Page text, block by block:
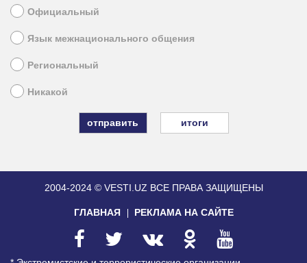
Официальный
Язык межнационального общения
Региональный
Никакой
итоги
2004-2024 © VESTI.UZ ВСЕ ПРАВА ЗАЩИЩЕНЫ
ГЛАВНАЯ РЕКЛАМА НА САЙТЕ